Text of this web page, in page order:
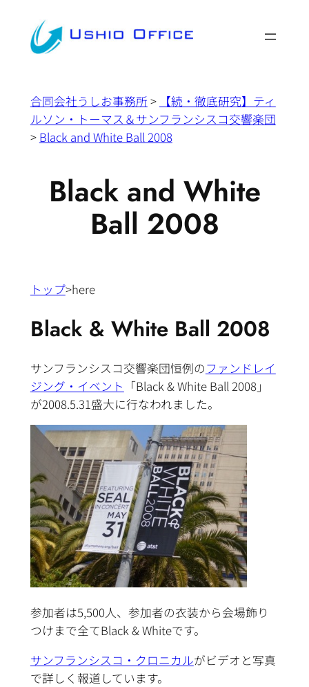
合同会社うしお事務所 >
【続・徹底研究】ティ
ルソン・トーマス＆サンフランシスコ交響楽団
> Black and White Ball 2008
Black and White
Ball 2008
トップ>here
Black & White Ball 2008
サンフランシスコ交響楽団恒例のファンドレイ
ジング・イベント 「Black & White Ball 2008」
が2008.5.31盛大に行なわれました。
参加者は5,500人、参加者の衣装から会場飾り
つけまで全てBlack & Whiteです。
サンフランシスコ・クロニカルがビデオと写真
で詳しく報道しています。